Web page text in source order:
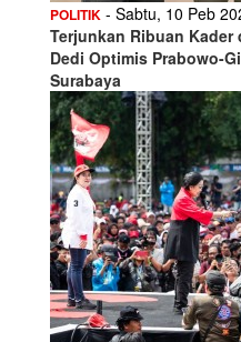
POLITIK - Sabtu, 10 Peb
Terjunkan Ribuan Kader
Dedi Optimis Prabowo-
Surabaya